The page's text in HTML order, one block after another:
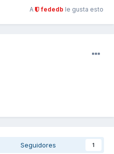
A fededb le gusta esto
Seguidores 1